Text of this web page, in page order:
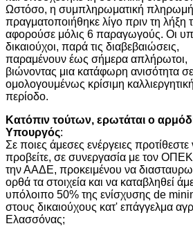
Ωστόσο, η συμπληρωματική
πραγματοποιήθηκε λίγο πριν τη λήξη
αφορούσε μόλις 6 παραγωγούς. Οι
δικαιούχοι, παρά τις διαβεβαιώσεις,
παραμένουν έως σήμερα απλήρωτοι,
βιώνοντας μια κατάφωρη ανισότητα
ομολογουμένως κρίσιμη καλλιεργητική
περίοδο.
Κατόπιν τούτων, ερωτάται ο
Υπουργός:
Σε ποιες άμεσες ενέργειες προτίθεστε
προβείτε, σε συνεργασία με τον
την ΑΑΔΕ, προκειμένου να
ορθά τα στοιχεία και να καταβληθεί
υπόλοιπο 50% της ενίσχυσης de
στους δικαιούχους κατ' επάγγελμα
Ελασσόνας;